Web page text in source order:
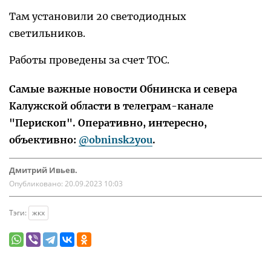
Там установили 20 светодиодных
светильников.
Работы проведены за счет ТОС.
Самые важные новости Обнинска и севера
Калужской области в телеграм-канале
"Перископ". Оперативно, интересно,
объективно: @obninsk2you.
Дмитрий Ивьев.
Опубликовано: 20.09.2023 10:03
Тэги: жкх